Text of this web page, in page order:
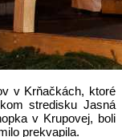
v Krňačkách, ktoré
stredisku Jasná
v Krupovej, boli
prekvapila.